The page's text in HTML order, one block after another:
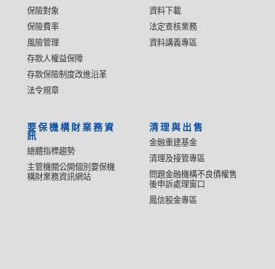
保險對象
保險費率
風險管理
存款人權益保障
存款保險制度改進沿革
法令規章
資料下載
法定查核業務
資料講義專區
要保機構財業務資
訊
總體指標趨勢
主管機關公開個別要保機
構財業務資訊網站
清理與出售
金融重建基金
清理及接管專區
問題金融機構不良債權售
後申訴處理窗口
鳳信股金專區